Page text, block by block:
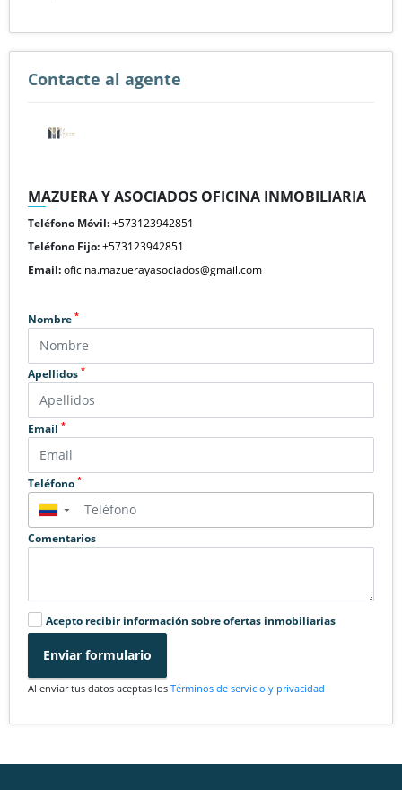
Contacte al agente
MAZUERA Y ASOCIADOS OFICINA INMOBILIARIA
Teléfono Móvil:+573123942851
Teléfono Fijo:+573123942851
Email:oficina.mazuerayasociados@gmail.com
Nombre *
Apellidos *
Email *
Teléfono *
▼
Comentarios
Acepto recibir información sobre ofertas inmobiliarias
Enviar formulario
Al enviar tus datos aceptas los Términos de servicio y privacidad